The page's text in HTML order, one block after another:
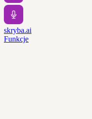
skryba.ai
Funkcje